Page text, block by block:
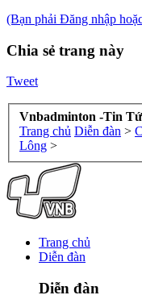
(Bạn phải Đăng nhập
Chia sẻ trang này
Tweet
Vnbadminton -Tin
Trang chủ Diễn đàn >
Lông >
Trang chủ
Diễn đàn
Diễn đàn